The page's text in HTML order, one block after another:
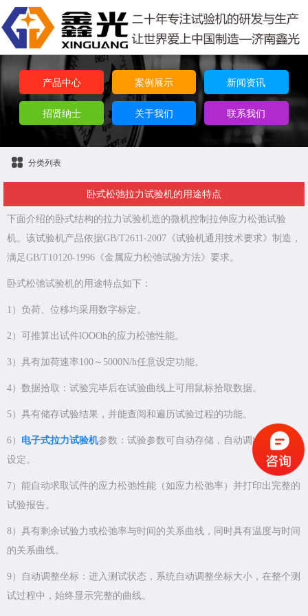
产品中心 案例展示 新闻资讯
招贤纳士 关于我们 联系我们
分类列表
卧式松弛拉力试验机的用途特点
下面介绍的卧式结构的拉力试验机造的微机控制拉伸应力松弛试验
机。该试验机产品依据GB/T2611-2007《试验机通用技术要求》制造，
满足GB/T10120-1996《金属应力松弛试验方法》要求。
卧式松弛试验机的用途特点如下：
1）负荷、位移均采用数字标定。
2）可推算出试件lOOOh的应力松弛性能。
3）具有加荷速率100～5000N/h任意设定功能。
4）数据拾取：试验完毕后在试验曲线上可用鼠标拾取数据。
5）具有储存试验结果，并能查阅和遍历试验过程的功能。
6） 电子式拉力试验机参数：试验参数可自动存储，自动调出，也可再
设定。
7）能自动求取试件的应力松弛性能（如应力松弛率）并打印出完整的
试验报告。
8）具有剩余试验力或松弛率与时间的关系曲线，同时具有温度与时间
的关系曲线。
9）自动调整坐标：进入测试状态，系统自动调整坐标大小，在整个测
试过程中，始终显示完整的曲线。